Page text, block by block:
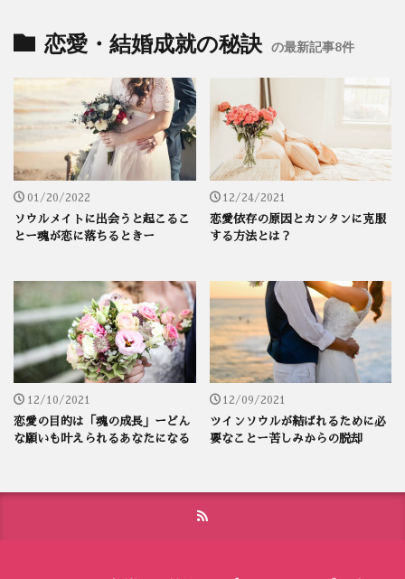
恋愛・結婚成就の秘訣 の最新記事8件
01/20/2022
ソウルメイトに出会うと起こるこ
とー魂が恋に落ちるときー
12/24/2021
恋愛依存の原因とカンタンに克服
する方法とは？
12/10/2021
恋愛の目的は「魂の成長」ーどん
な願いも叶えられるあなたになる
12/09/2021
ツインソウルが結ばれるために必
要なことー苦しみからの脱却